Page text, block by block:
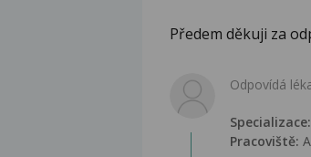
Předem děkuji za
Odpovídá
Specializace:
Pracoviště: